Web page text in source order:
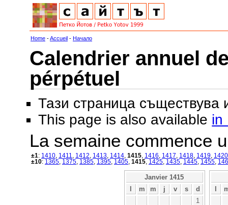
Home -Accueil - Начало
Calendrier annuel
pérpétuel
Тази страница съществува
This page is also available in
La semaine commence
±1: 1410 1411 1412 1413 1414 1415 1416 1417 1418 1419 1420
±10: 1365 1375 1385 1395 1405 1415 1425 1435 1445 1455
Janvier 1415
l
m m j v s
d
1
l